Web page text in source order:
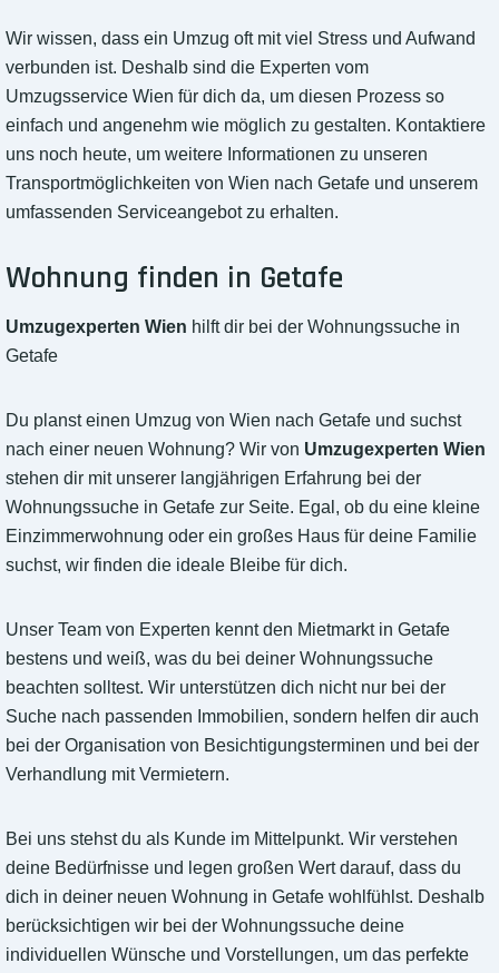
Wir wissen, dass ein Umzug oft mit viel Stress und Aufwand
verbunden ist. Deshalb sind die Experten vom
Umzugsservice Wien für dich da, um diesen Prozess so
einfach und angenehm wie möglich zu gestalten. Kontaktiere
uns noch heute, um weitere Informationen zu unseren
Transportmöglichkeiten von Wien nach Getafe und unserem
umfassenden Serviceangebot zu erhalten.
Wohnung finden in Getafe
Umzugexperten Wien hilft dir bei der Wohnungssuche in
Getafe
Du planst einen Umzug von Wien nach Getafe und suchst
nach einer neuen Wohnung? Wir von Umzugexperten Wien
stehen dir mit unserer langjährigen Erfahrung bei der
Wohnungssuche in Getafe zur Seite. Egal, ob du eine kleine
Einzimmerwohnung oder ein großes Haus für deine Familie
suchst, wir finden die ideale Bleibe für dich.
Unser Team von Experten kennt den Mietmarkt in Getafe
bestens und weiß, was du bei deiner Wohnungssuche
beachten solltest. Wir unterstützen dich nicht nur bei der
Suche nach passenden Immobilien, sondern helfen dir auch
bei der Organisation von Besichtigungsterminen und bei der
Verhandlung mit Vermietern.
Bei uns stehst du als Kunde im Mittelpunkt. Wir verstehen
deine Bedürfnisse und legen großen Wert darauf, dass du
dich in deiner neuen Wohnung in Getafe wohlfühlst. Deshalb
berücksichtigen wir bei der Wohnungssuche deine
individuellen Wünsche und Vorstellungen, um das perfekte